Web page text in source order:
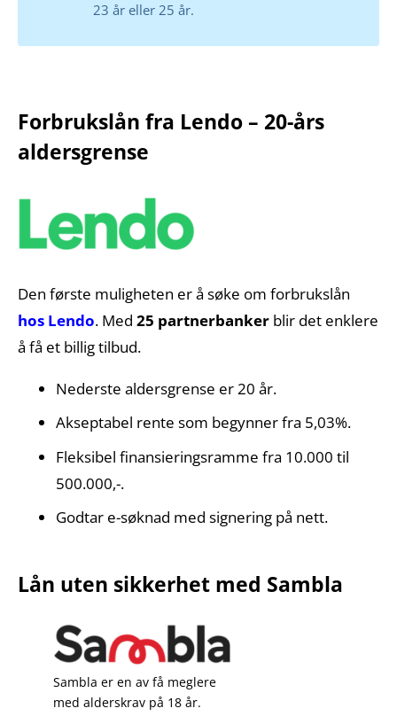
23 år eller 25 år.
Forbrukslån fra Lendo – 20-års
aldersgrense
Den første muligheten er å søke om forbrukslån
hos Lendo. Med25 partnerbanker blir det enklere
å få et billig tilbud.
Nederste aldersgrense er 20 år.
Akseptabel rente som begynner fra 5,03%.
Fleksibel finansieringsramme fra 10.000 til
500.000,-.
Godtar e-søknad med signering på nett.
Lån uten sikkerhet med Sambla
Sambla er en av få meglere
med alderskrav på 18 år.